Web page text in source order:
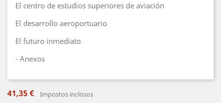
El centro de estudios superiores de aviación
El desarrollo aeroportuario
El futuro inmediato
- Anexos
41,35 € Impostos inclosos